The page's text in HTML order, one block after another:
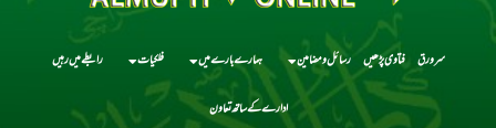
سرورق فتاوی پڑھیں رسائل و مضامین ہمارے بارے میں فلکیات رابطے میں رہیں
ادارے کے ساتھ تعاون